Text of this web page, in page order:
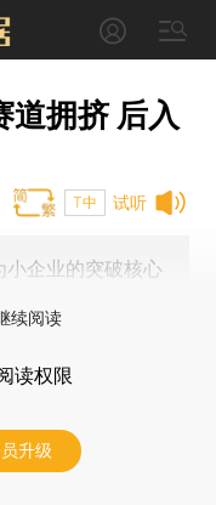
道拥挤 后入
试听
T中
企业的突破核心
续阅读
读权限
升级